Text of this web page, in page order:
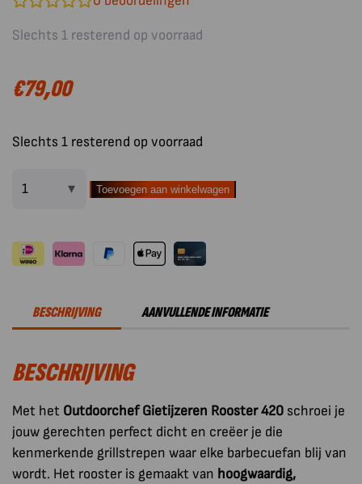
Slechts 1 resterend op voorraad
€79,00
Slechts 1 resterend op voorraad
Outdoorchef
Accessoire
Rooster
aantal
Toevoegen aan winkelwagen
BESCHRIJVING AANVULLENDE INFORMATIE
BESCHRIJVING
Met het Outdoorchef Gietijzeren Rooster 420 schroei je
jouw gerechten perfect dicht en creëer je die
kenmerkende grillstrepen waar elke barbecuefan blij van
wordt. Het rooster is gemaakt van hoogwaardig,